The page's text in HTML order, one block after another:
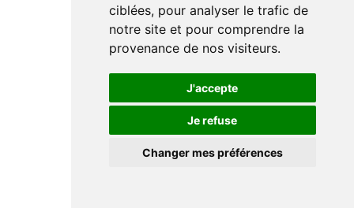
ciblées, pour analyser le trafic de
notre site et pour comprendre la
provenance de nos visiteurs.
J'accepte
Je refuse
Changer mes préférences